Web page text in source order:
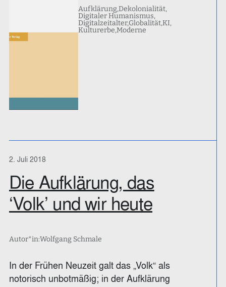
Aufklärung Dekolonialität
Digitaler Humanismus
Digitalzeitalter GlobalitätKI
Kulturerbe Moderne
2. Juli 2018
Die Aufklärung, das
‘Volk’ und wir heute
Autor*in:Wolfgang Schmale
In der Frühen Neuzeit galt das „Volk“ als
notorisch unbotmäßig; in der Aufklärung